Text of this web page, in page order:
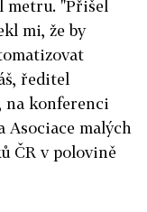
metru. "Přišel
mi, že by
ředitel
na konferenci
Asociace malých
ČR v polovině